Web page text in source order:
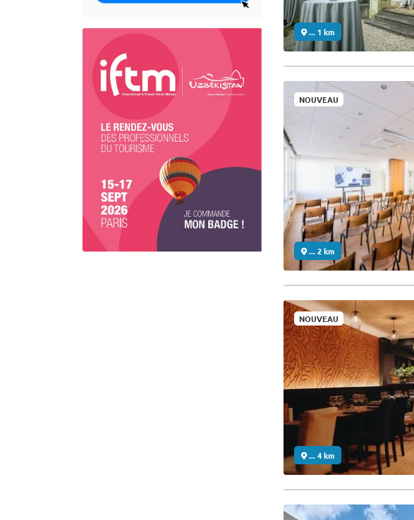
... 1 km
NOUVEAU
... 2 km
NOUVEAU
... 4 km